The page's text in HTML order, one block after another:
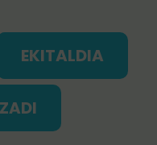
EKITALDIA